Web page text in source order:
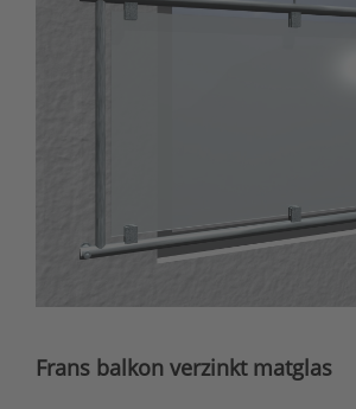
Frans balkon verzinkt matglas